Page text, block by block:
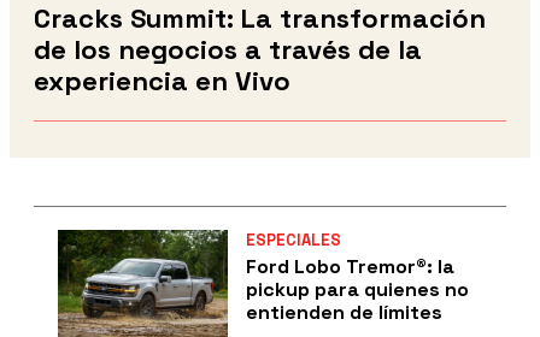
Cracks Summit: La transformación
de los negocios a través de la
experiencia en Vivo
ESPECIALES
Ford Lobo Tremor®: la
pickup para quienes no
entienden de límites